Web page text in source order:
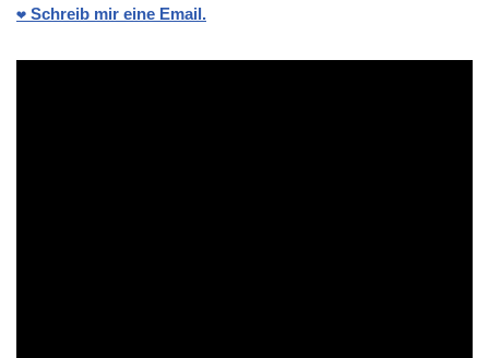
❤️ Schreib mir eine Email.